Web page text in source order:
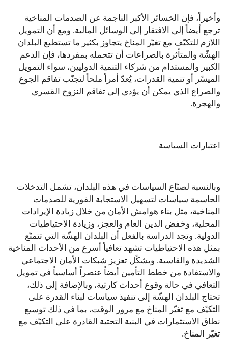
وأخيراً، فإن الخسائر الأكبر الناجمة عن الصدمات المناخية
ترجع أيضاً إلى الافتقار إلى الوسائل المالية. ومع أن التمويل
اللازم للتكيّف مع تغيّر المناخ يتجاوز بكثير ما تستطيع البلدان
الهشّة والمتأثرة بالصراعات أن تتحمله بمفردها، فإن الدعم
الكبير والمستدام من شركاء التنمية الدوليين، سواء التمويل
الميسّر أو تنمية القدرات، يُعدّ أمراً ملحاً لتجنّب تفاقم الجوع
والصراع الذي يمكن أن يؤدي إلى تفاقم النزوح القسري
والهجرة.
اعتبارات السياسة
وبالنسبة لصنّاع السياسات في هذه البلدان، تشمل التدخلات
الحاسمة سياسات لتسهيل الاستجابة الفورية للصدمات
المناخية، مثل بناء هوامش الأمان من خلال زيادة الإيرادات
المحلية، وخفض الدين العام والعجز، وزيادة الاحتياطيات
الدولية. وتجد الدراسة بالفعل أن البلدان الهشّة التي تتمتّع
بمثل هذه الاحتياطيات تشهد تعافياً أسرع من الأحداث المناخية
الشديدة والقاسية. ويشكّل تعزيز شبكات الأمان الاجتماعي
والاستفادة من خطط التأمين أيضاً عنصراً أساسياً في تمويل
التعافي في حالة وقوع أحداث كارثية، وبالإضافة إلى ذلك،
تحتاج البلدان الهشّة إلى تنفيذ سياسات لبناء القدرة على
التكيّف مع تغيّر المناخ مع مرور الوقت، بما في ذلك توسيع
نطاق الاستثمارات في البنية التحتية القادرة على التكيّف مع
تغيّر المناخ.